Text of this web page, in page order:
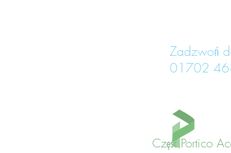
Zadzwoń
01702
Część Portico